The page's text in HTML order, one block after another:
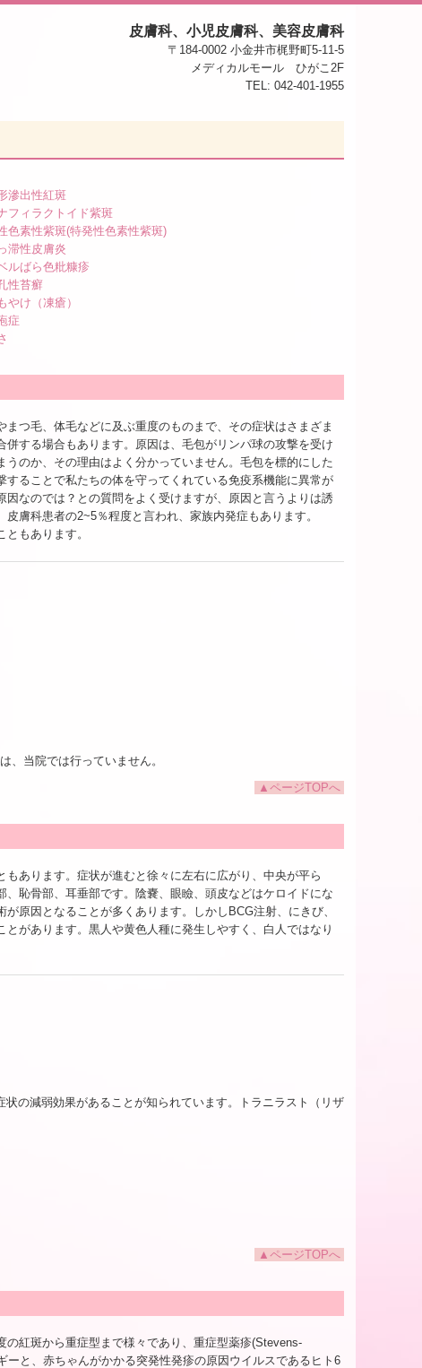
皮膚科、小児皮膚科、美容皮膚科
〒184-0002 小金井市梶野町5-11-5
メディカルモール ひがこ2F
TEL: 042-401-1955
滲出性紅斑
フィラクトイド紫斑
色素性紫斑(特発性色素性紫斑)
滞性皮膚炎
ルばら色粃糠疹
性苔癬
やけ（凍瘡）
症
つ毛、体毛などに及ぶ重度のものまで、その症状はさまざま
する場合もあります。原因は、毛包がリンパ球の攻撃を受け
のか、その理由はよく分かっていません。毛包を標的にした
ることで私たちの体を守ってくれている免疫系機能に異常が
なのでは？との質問をよく受けますが、原因と言うよりは誘
膚科患者の2~5％程度と言われ、家族内発症もあります。
もあります。
、当院では行っていません。
▲ページTOPへ
あります。症状が進むと徐々に左右に広がり、中央が平ら
恥骨部、耳垂部です。陰嚢、眼瞼、頭皮などはケロイドにな
原因となることが多くあります。しかしBCG注射、にきび、
があります。黒人や黄色人種に発生しやすく、白人ではなり
の減弱効果があることが知られています。トラニラスト（リザ
▲ページTOPへ
紅斑から重症型まで様々であり、重症型薬疹(Stevens-
と、赤ちゃんがかかる突発性発疹の原因ウイルスであるヒト6